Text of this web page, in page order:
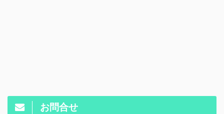
お問合せ